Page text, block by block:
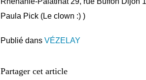
Paula Pick (Le clown :) )
Publié dans VÉZELAY
Partager cet article